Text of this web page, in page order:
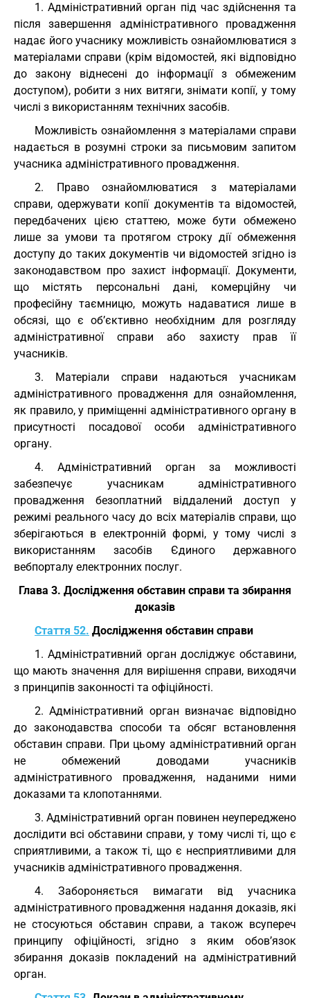
1. Адміністративний орган під час здійснення та
після завершення адміністративного провадження
надає його учаснику можливість ознайомлюватися з
матеріалами справи (крім відомостей, які відповідно
до закону віднесені до інформації з обмеженим
доступом), робити з них витяги, знімати копії, у тому
числі з використанням технічних засобів.
Можливість ознайомлення з матеріалами справи
надається в розумні строки за письмовим запитом
учасника адміністративного провадження.
2. Право ознайомлюватися з матеріалами
справи, одержувати копії документів та відомостей,
передбачених цією статтею, може бути обмежено
лише за умови та протягом строку дії обмеження
доступу до таких документів чи відомостей згідно із
законодавством про захист інформації. Документи,
що містять персональні дані, комерційну чи
професійну таємницю, можуть надаватися лише в
обсязі, що є об’єктивно необхідним для розгляду
адміністративної справи або захисту прав її
учасників.
3. Матеріали справи надаються учасникам
адміністративного провадження для ознайомлення,
як правило, у приміщенні адміністративного органу в
присутності посадової особи адміністративного
органу.
4. Адміністративний орган за можливості
забезпечує учасникам адміністративного
провадження безоплатний віддалений доступ у
режимі реального часу до всіх матеріалів справи, що
зберігаються в електронній формі, у тому числі з
використанням засобів Єдиного державного
вебпорталу електронних послуг.
Глава 3. Дослідження обставин справи та збирання
доказів
Стаття 52. Дослідження обставин справи
1. Адміністративний орган досліджує обставини,
що мають значення для вирішення справи, виходячи
з принципів законності та офіційності.
2. Адміністративний орган визначає відповідно
до законодавства способи та обсяг встановлення
обставин справи. При цьому адміністративний орган
не обмежений доводами учасників
адміністративного провадження, наданими ними
доказами та клопотаннями.
3. Адміністративний орган повинен неупереджено
дослідити всі обставини справи, у тому числі ті, що є
сприятливими, а також ті, що є несприятливими для
учасників адміністративного провадження.
4. Забороняється вимагати від учасника
адміністративного провадження надання доказів, які
не стосуються обставин справи, а також всупереч
принципу офіційності, згідно з яким обов’язок
збирання доказів покладений на адміністративний
орган.